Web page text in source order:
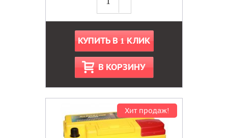
КУПИТЬ В 1 КЛИК
В КОРЗИНУ
Хит продаж!